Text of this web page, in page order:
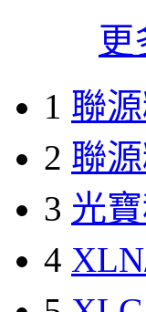
更
1 聯
2 聯
3 光
4